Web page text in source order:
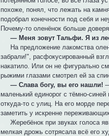
похоже, понял, что лежать на
подобрал конечности под себя и
Почему-то оленёнок больше
— Меня зовут Тальфи. Я из
На предложение лакомства
забрали!", расфокусированный
накатило. Или он не фигурально
рыжими глазами смотрел ей за
— Слава богу, вы его нашли!
маленький единорог с тёмно-
откуда-то с улиц. На его морде
заметить у искренне
Жеребёнок при звуках голоса
мелкая дрожь сотрясала всё его